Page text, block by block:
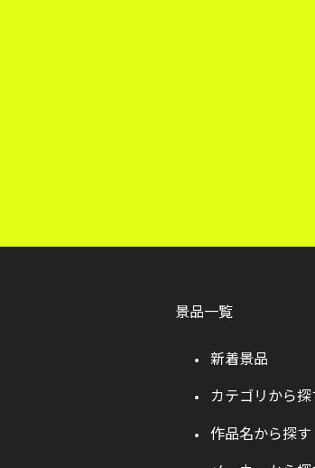
景品一覧
新着景品
カテゴリから探
作品名から探す